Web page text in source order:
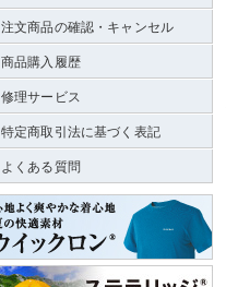
注文商品の確認・キャンセル
商品購入履歴
修理サービス
特定商取引法に基づく表記
よくある質問